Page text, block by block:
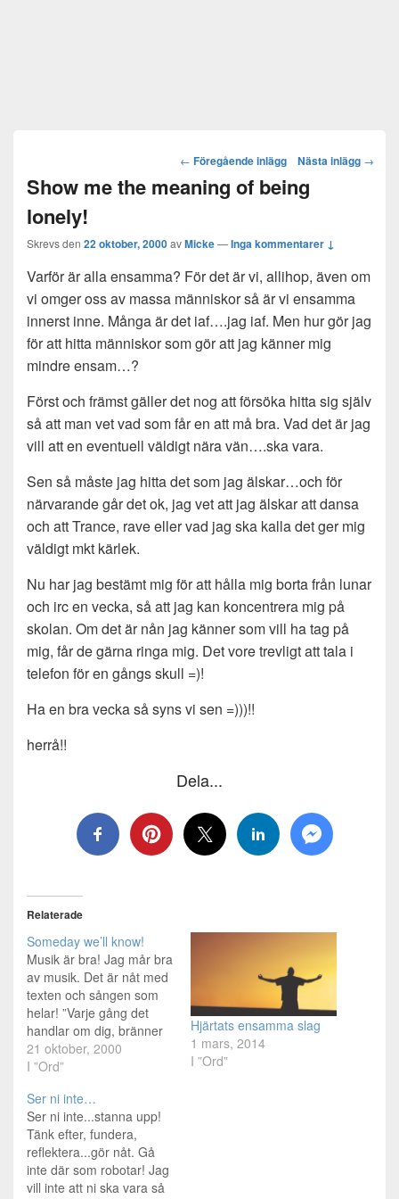
Post
navigation
← Föregående inlägg Nästa inlägg →
Show me the meaning of being
lonely!
Skrevs den 22 oktober, 2000avMicke—Inga kommentarer ↓
Varför är alla ensamma? För det är vi, allihop, även om
vi omger oss av massa människor så är vi ensamma
innerst inne. Många är det iaf….jag iaf. Men hur gör jag
för att hitta människor som gör att jag känner mig
mindre ensam…?
Först och främst gäller det nog att försöka hitta sig själv
så att man vet vad som får en att må bra. Vad det är jag
vill att en eventuell väldigt nära vän….ska vara.
Sen så måste jag hitta det som jag älskar…och för
närvarande går det ok, jag vet att jag älskar att dansa
och att Trance, rave eller vad jag ska kalla det ger mig
väldigt mkt kärlek.
Nu har jag bestämt mig för att hålla mig borta från lunar
och irc en vecka, så att jag kan koncentrera mig på
skolan. Om det är nån jag känner som vill ha tag på
mig, får de gärna ringa mig. Det vore trevligt att tala i
telefon för en gångs skull =)!
Ha en bra vecka så syns vi sen =)))!!
herrå!!
Dela...
Relaterade
Someday we’ll know!
Musik är bra! Jag mår bra
av musik. Det är nåt med
texten och sången som
helar! ”Varje gång det
handlar om dig, bränner
det till i mig. Det händer
att jag längtar!” Ibland
säger saker tio ggr bättre
än vad ord gör....! Det
älskar jag.…
21 oktober, 2000
I ”Ord”
Hjärtats ensamma slag
1 mars, 2014
I ”Ord”
Ser ni inte…
Ser ni inte...stanna upp!
Tänk efter, fundera,
reflektera...gör nåt. Gå
inte där som robotar! Jag
vill inte att ni ska vara så